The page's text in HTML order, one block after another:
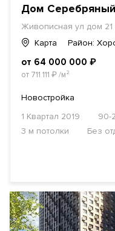
Дом
Живописная ул дом 21
Карта
Район:
от 64 000 000 ₽
от 711 111 ₽/м²
Новостройка
1 Квартал 2019
90-
3 м потолки
Без